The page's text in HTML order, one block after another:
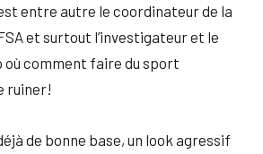
entre autre le coordinateur de la
et surtout l’investigateur et le
où comment faire du sport
ruiner!
de bonne base, un look agressif